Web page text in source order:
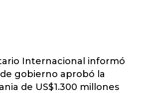
Internacional informó
gobierno aprobó la
de US$1.300 millones